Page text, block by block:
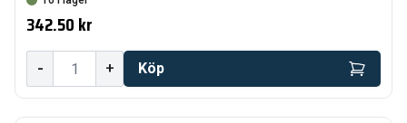
342.50 kr
- + Köp